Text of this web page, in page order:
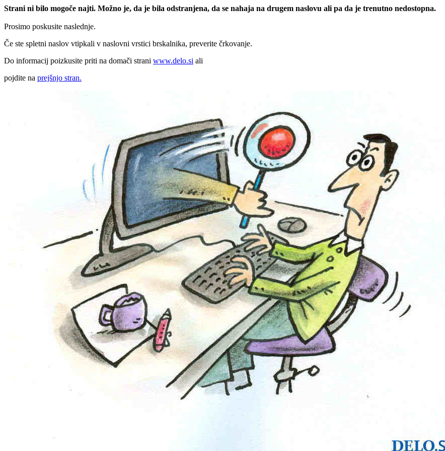
Strani ni bilo mogoče najti. Možno je, da je bila odstranjena, da se nahaja na drugem naslovu ali pa da je trenutno nedostopna.
Prosimo poskusite naslednje.
Če ste spletni naslov vtipkali v naslovni vrstici brskalnika, preverite črkovanje.
Do informacij poizkusite priti na domači strani www.delo.si ali
pojdite na prejšnjo stran.